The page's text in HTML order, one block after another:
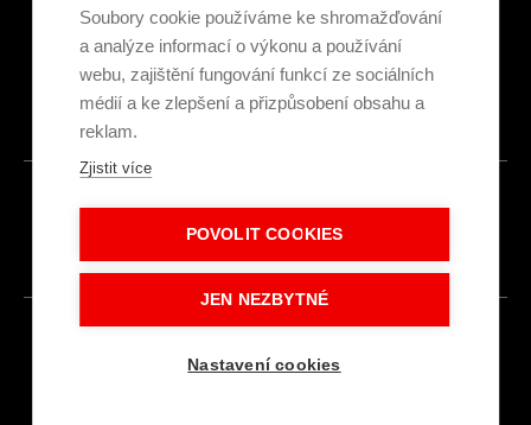
Ekologická recyklace
Projekty EU
Intranet - Přihlášení
Přihlášení
© 2026
Soubory cookie používáme ke shromažďování
a analýze informací o výkonu a používání
webu, zajištění fungování funkcí ze sociálních
médií a ke zlepšení a přizpůsobení obsahu a
reklam.
Zjistit více
POVOLIT COOKIES
JEN NEZBYTNÉ
Nastavení cookies